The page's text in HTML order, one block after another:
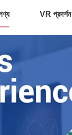
VR প্রদর্শন